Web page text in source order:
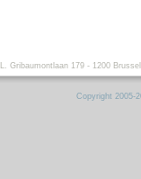
Gribaumontlaan 179 - 1200
Copyright